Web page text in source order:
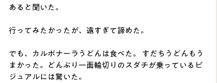
あると聞いた。
行ってみたかったが、遠すぎて諦めた。
でも、カルボナーラうどんは食べた。 すだちうどんもう
まかった。どんぶり一面輪切りのスダチが乗っているビ
ジュアルには驚いた。